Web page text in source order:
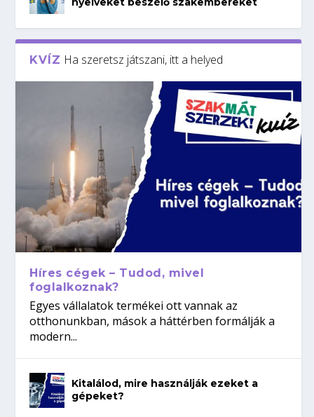
KVÍZ Ha szeretsz játszani, itt a helyed
Híres cégek – Tudod, mivel
foglalkoznak?
Egyes vállalatok termékei ott vannak az
otthonunkban, mások a háttérben formálják a
modern...
Kitalálod, mire használják ezeket a
gépeket?